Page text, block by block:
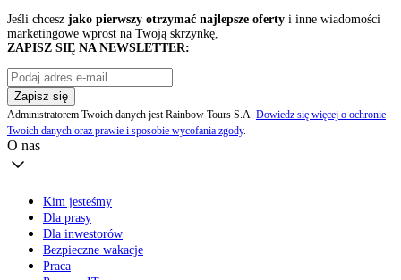
Jeśli chcesz jako pierwszy otrzymać najlepsze oferty i inne wiadomości
marketingowe wprost na Twoją skrzynkę,
ZAPISZ SIĘ NA NEWSLETTER:
Zapisz się
Administratorem Twoich danych jest Rainbow Tours S.A. Dowiedz się więcej o ochronie
Twoich danych oraz prawie i sposobie wycofania zgody.
O nas
Kim jesteśmy
Dla prasy
Dla inwestorów
Bezpieczne wakacje
Praca